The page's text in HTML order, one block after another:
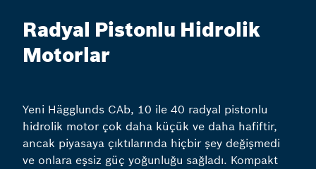
Radyal Pistonlu Hidrolik
Motorlar
Yeni Hägglunds CAb, 10 ile 40 radyal pistonlu
hidrolik motor çok daha küçük ve daha hafiftir,
ancak piyasaya çıktılarında hiçbir şey değişmedi
ve onlara eşsiz güç yoğunluğu sağladı. Kompakt